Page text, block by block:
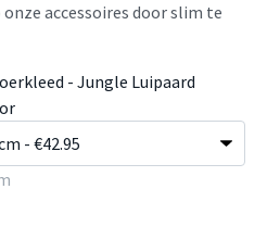
accessoires door slim te
- Jungle Luipaard